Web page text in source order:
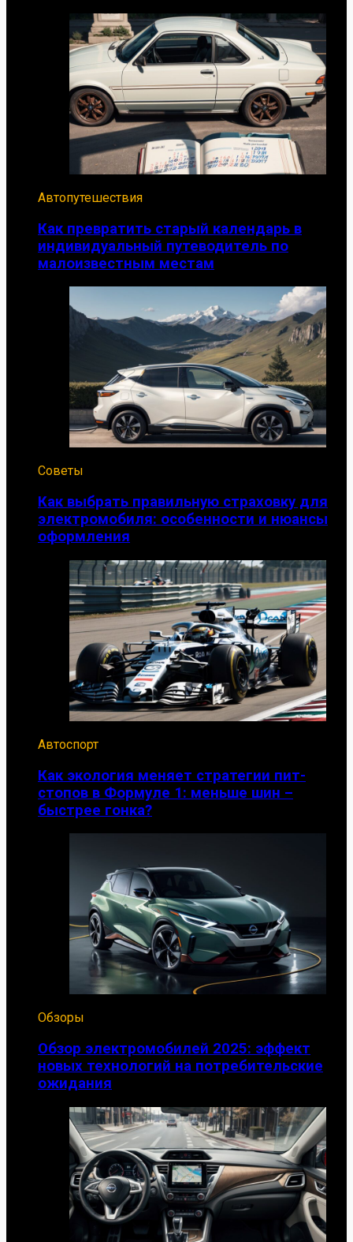
Автопутешествия
Как превратить старый календарь в
индивидуальный путеводитель по
малоизвестным местам
Советы
Как выбрать правильную страховку для
электромобиля: особенности и нюансы
оформления
Автоспорт
Как экология меняет стратегии пит-
стопов в Формуле 1: меньше шин –
быстрее гонка?
Обзоры
Обзор электромобилей 2025: эффект
новых технологий на потребительские
ожидания